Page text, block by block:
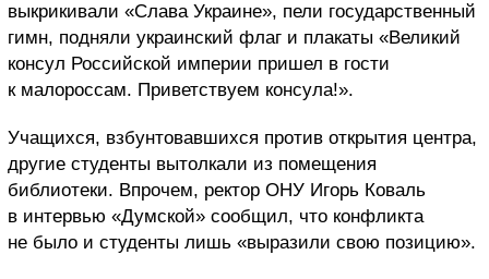
выкрикивали «Слава Украине», пели государственный
гимн, подняли украинский флаг и плакаты «Великий
консул Российской империи пришел в гости
к малороссам. Приветствуем консула!».
Учащихся, взбунтовавшихся против открытия центра,
другие студенты вытолкали из помещения
библиотеки. Впрочем, ректор ОНУ Игорь Коваль
в интервью «Думской» сообщил, что конфликта
не было и студенты лишь «выразили свою позицию».